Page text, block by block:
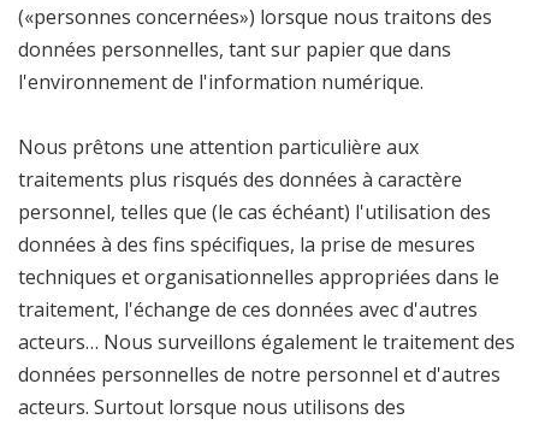
(«personnes concernées») lorsque nous traitons des
données personnelles, tant sur papier que dans
l'environnement de l'information numérique.
Nous prêtons une attention particulière aux
traitements plus risqués des données à caractère
personnel, telles que (le cas échéant) l'utilisation des
données à des fins spécifiques, la prise de mesures
techniques et organisationnelles appropriées dans le
traitement, l'échange de ces données avec d'autres
acteurs… Nous surveillons également le traitement des
données personnelles de notre personnel et d'autres
acteurs. Surtout lorsque nous utilisons des